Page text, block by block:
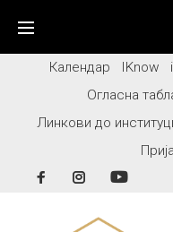
contentКалендар IKnow
Огласна
Линкови до
FacebookInstagram